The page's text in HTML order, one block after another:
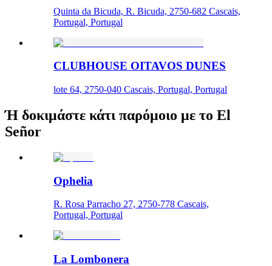
Quinta da Bicuda, R. Bicuda, 2750-682 Cascais,
Portugal, Portugal
CLUBHOUSE OITAVOS DUNES
lote 64, 2750-040 Cascais, Portugal, Portugal
Ή δοκιμάστε κάτι παρόμοιο με το El
Señor
Ophelia
R. Rosa Parracho 27, 2750-778 Cascais,
Portugal, Portugal
La Lombonera